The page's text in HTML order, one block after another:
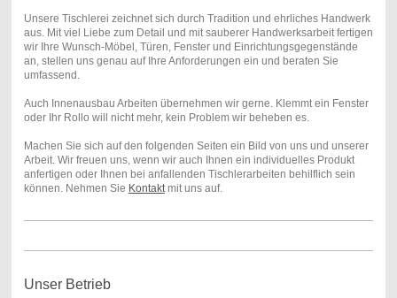
Unsere Tischlerei zeichnet sich durch Tradition und ehrliches Handwerk
aus. Mit viel Liebe zum Detail und mit sauberer Handwerksarbeit fertigen
wir Ihre Wunsch-Möbel, Türen, Fenster und Einrichtungsgegenstände
an, stellen uns genau auf Ihre Anforderungen ein und beraten Sie
umfassend.
Auch Innenausbau Arbeiten übernehmen wir gerne. Klemmt ein Fenster
oder Ihr Rollo will nicht mehr, kein Problem wir beheben es.
Machen Sie sich auf den folgenden Seiten ein Bild von uns und unserer
Arbeit. Wir freuen uns, wenn wir auch Ihnen ein individuelles Produkt
anfertigen oder Ihnen bei anfallenden Tischlerarbeiten behilflich sein
können. Nehmen Sie Kontaktmit uns auf.
Unser Betrieb